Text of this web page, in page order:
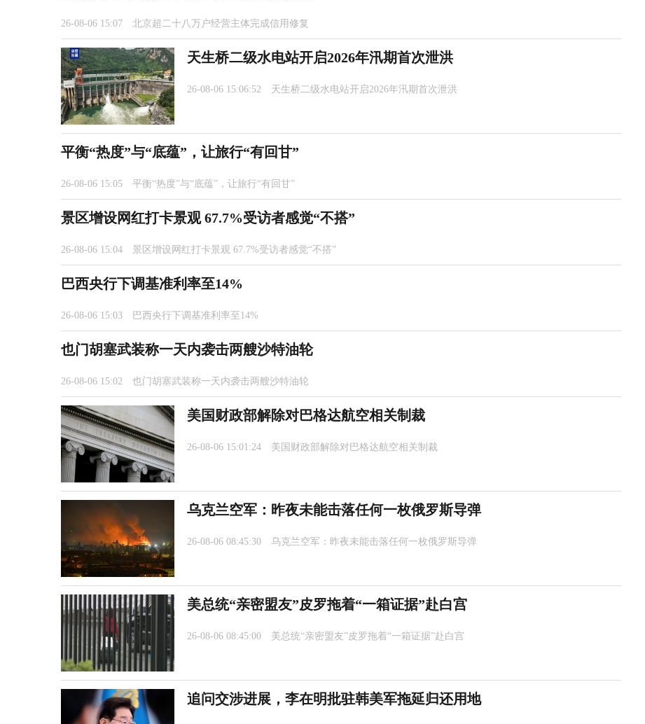
26-08-06 15:07 北京超二十八万户经营主体完成信用修复
天生桥二级水电站开启2026年汛期首次泄洪
26-08-06 15:06:52 天生桥二级水电站开启2026年汛期首次泄洪
平衡“热度”与“底蕴”，让旅行“有回甘”
26-08-06 15:05 平衡“热度”与“底蕴”，让旅行“有回甘”
景区增设网红打卡景观 67.7%受访者感觉“不搭”
26-08-06 15:04 景区增设网红打卡景观 67.7%受访者感觉“不搭”
巴西央行下调基准利率至14%
26-08-06 15:03 巴西央行下调基准利率至14%
也门胡塞武装称一天内袭击两艘沙特油轮
26-08-06 15:02 也门胡塞武装称一天内袭击两艘沙特油轮
美国财政部解除对巴格达航空相关制裁
26-08-06 15:01:24 美国财政部解除对巴格达航空相关制裁
乌克兰空军：昨夜未能击落任何一枚俄罗斯导弹
26-08-06 08:45:30 乌克兰空军：昨夜未能击落任何一枚俄罗斯导弹
美总统“亲密盟友”皮罗拖着“一箱证据”赴白宫
26-08-06 08:45:00 美总统“亲密盟友”皮罗拖着“一箱证据”赴白宫
追问交涉进展，李在明批驻韩美军拖延归还用地